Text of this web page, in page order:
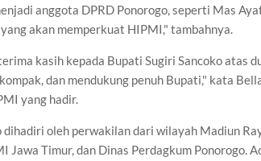
anggota DPRD Ponorogo, seperti Mas
akan memperkuat HIPMI," tambahnya.
kasih kepada Bupati Sugiri Sancoko atas
dan mendukung penuh Bupati," kata
yang hadir.
dihadiri oleh perwakilan dari wilayah Madiun
Jawa Timur, dan Dinas Perdagkum Ponorogo.